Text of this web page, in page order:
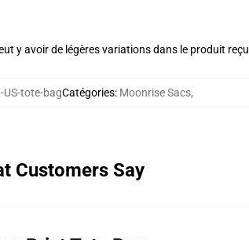
y avoir de légères variations dans le produit reçu
tote-bagCatégories: Moonrise Sacs,
Customers Say